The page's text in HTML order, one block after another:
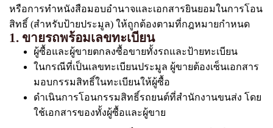
หรือการทำหนังสือมอบอำนาจและเอกสารยินยอมในการโอน
สิทธิ์ (สำหรับป้ายประมูล) ให้ถูกต้องตามที่กฎหมายกำหนด
1. ขายรถพร้อมเลขทะเบียน
ผู้ซื้อและผู้ขายตกลงซื้อขายทั้งรถและป้ายทะเบียน
ในกรณีที่เป็นเลขทะเบียนประมูล ผู้ขายต้องเซ็นเอกสาร
มอบกรรมสิทธิ์ในทะเบียนให้ผู้ซื้อ
ดำเนินการโอนกรรมสิทธิ์รถยนต์ที่สำนักงานขนส่ง โดย
ใช้เอกสารของทั้งผู้ซื้อและผู้ขาย